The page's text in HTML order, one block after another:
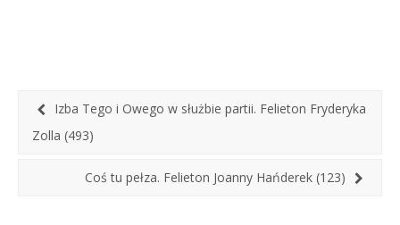
orszaki panów w garniturach, mam wrażenie, że
niezależnie, czy to PiS czy Platforma
kobiety i tak zostaną pominięte. Tyle że one
Izba Tego i Owego w służbie partii. Felieton Fryderyka
Zolla (493)
Coś tu pełza. Felieton Joanny Hańderek (123)